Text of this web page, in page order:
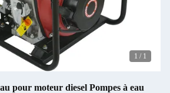
1 / 1
pour moteur diesel Pompes à eau